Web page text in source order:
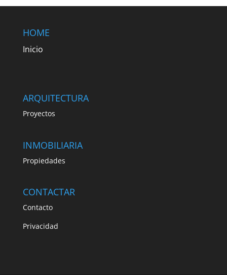
HOME
Inicio
ARQUITECTURA
Proyectos
INMOBILIARIA
Propiedades
CONTACTAR
Contacto
Privacidad